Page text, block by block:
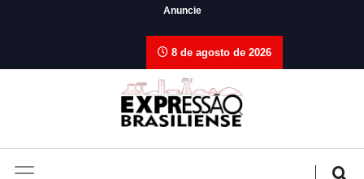
Anuncie
8 de agosto de 2026